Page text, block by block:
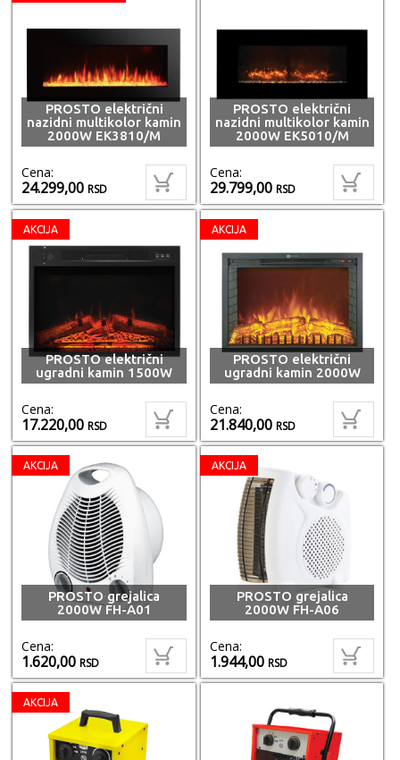
PROSTO električni
nazidni multikolor kamin
2000W EK3810/M
Cena:
24.299,00RSD
PROSTO električni
nazidni multikolor kamin
2000W EK5010/M
Cena:
29.799,00RSD
AKCIJA
PROSTO električni
ugradni kamin 1500W
Cena:
17.220,00RSD
AKCIJA
PROSTO električni
ugradni kamin 2000W
Cena:
21.840,00RSD
AKCIJA
PROSTO grejalica
2000W FH-A01
Cena:
1.620,00RSD
AKCIJA
PROSTO grejalica
2000W FH-A06
Cena:
1.944,00RSD
AKCIJA